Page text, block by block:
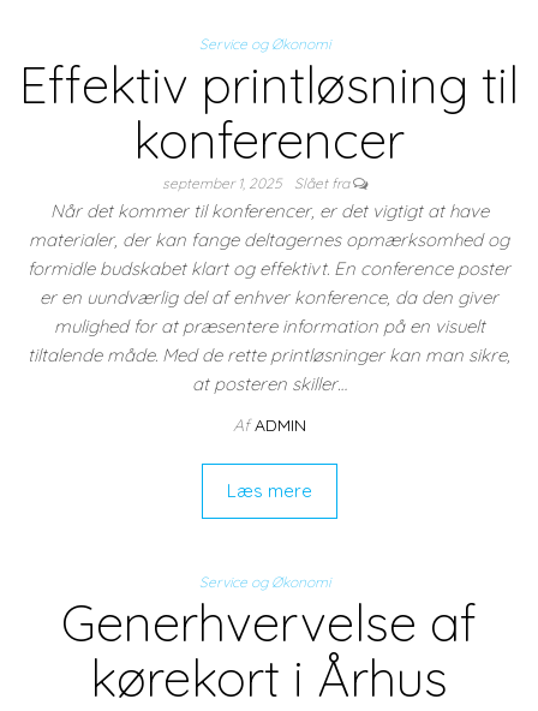
Service og Økonomi
Effektiv printløsning til
konferencer
september 1, 2025 Slået fra
Når det kommer til konferencer, er det vigtigt at have
materialer, der kan fange deltagernes opmærksomhed og
formidle budskabet klart og effektivt. En conference poster
er en uundværlig del af enhver konference, da den giver
mulighed for at præsentere information på en visuelt
tiltalende måde. Med de rette printløsninger kan man sikre,
at posteren skiller…
Af ADMIN
Læs mere
Service og Økonomi
Generhvervelse af
kørekort i Århus